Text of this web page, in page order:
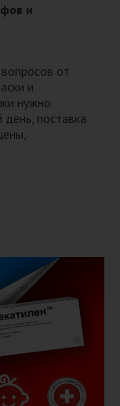
и
от
и
нужно
поставка